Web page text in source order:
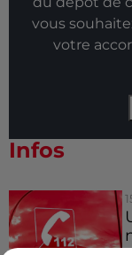
vous
votre
Infos